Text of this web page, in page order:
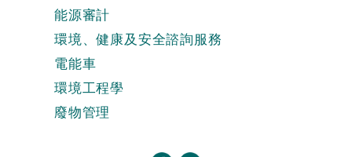
能源審計
環境、健康及安全諮詢服務
電能車
環境工程學
廢物管理